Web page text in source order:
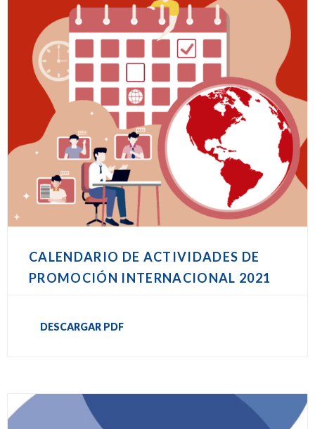
CALENDARIO DE ACTIVIDADES DE
PROMOCIÓN INTERNACIONAL 2021
DESCARGAR PDF